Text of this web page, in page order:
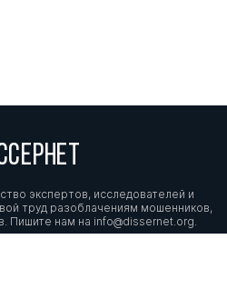
экспертов, исследователей и
труд разоблачениям мошенников,
Пишите нам на info@dissernet.org.